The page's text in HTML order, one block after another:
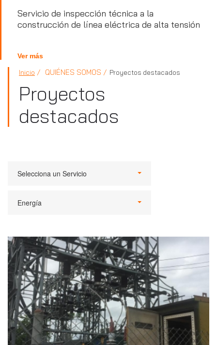
Servicio de inspección técnica a la
construcción de línea eléctrica de alta tensión
Ver más
Inicio QUIÉNES SOMOS Proyectos destacados
Proyectos
destacados
Selecciona un Servicio
Energía